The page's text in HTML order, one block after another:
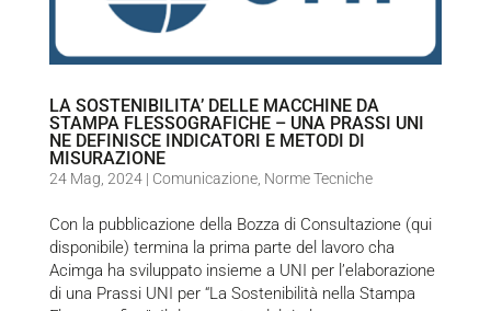
LA SOSTENIBILITA’ DELLE MACCHINE DA
STAMPA FLESSOGRAFICHE – UNA PRASSI UNI
NE DEFINISCE INDICATORI E METODI DI
MISURAZIONE
24 Mag, 2024| Comunicazione, Norme Tecniche
Con la pubblicazione della Bozza di Consultazione (qui
disponibile) termina la prima parte del lavoro cha
Acimga ha sviluppato insieme a UNI per l’elaborazione
di una Prassi UNI per “La Sostenibilità nella Stampa